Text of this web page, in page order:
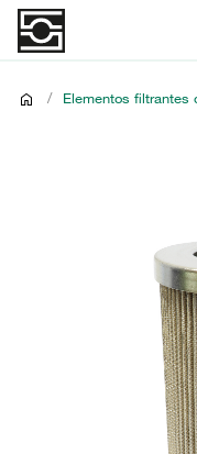
/ Elementos filtrantes